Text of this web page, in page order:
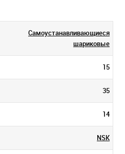
Самоустанавливающиеся
шариковые
15
35
14
NSK